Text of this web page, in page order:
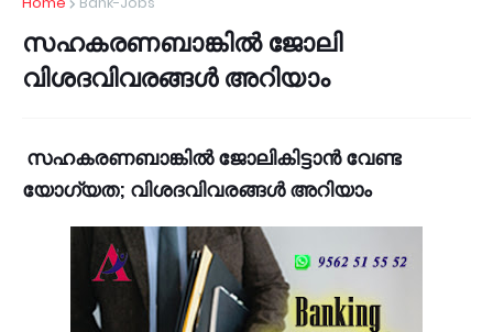
സഹകരണബാങ്കില്‍ ജോലി
വിശദവിവരങ്ങള്‍ അറിയാം
സഹകരണബാങ്കില്‍ ജോലികിട്ടാന്‍ വേണ്ട
യോഗ്യത; വിശദവിവരങ്ങള്‍ അറിയാം